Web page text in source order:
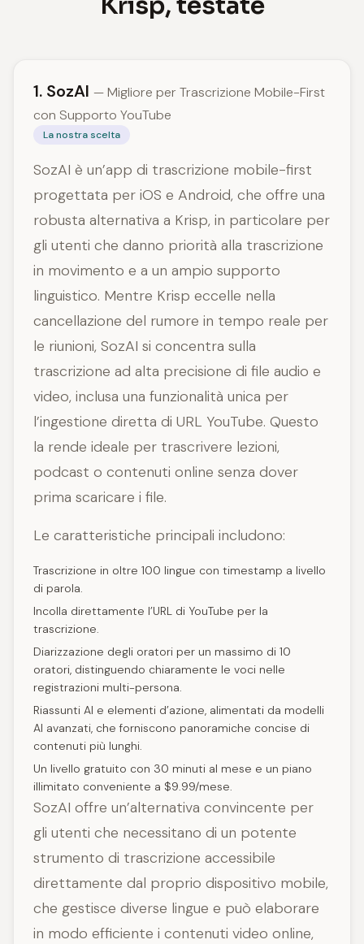
1. SozAI — Migliore per Trascrizione Mobile-First
con Supporto YouTube
La nostra scelta
SozAI è un’app di trascrizione mobile-first
progettata per iOS e Android, che offre una
robusta alternativa a Krisp, in particolare per
gli utenti che danno priorità alla trascrizione
in movimento e a un ampio supporto
linguistico. Mentre Krisp eccelle nella
cancellazione del rumore in tempo reale per
le riunioni, SozAI si concentra sulla
trascrizione ad alta precisione di file audio e
video, inclusa una funzionalità unica per
l’ingestione diretta di URL YouTube. Questo
la rende ideale per trascrivere lezioni,
podcast o contenuti online senza dover
prima scaricare i file.
Le caratteristiche principali includono:
Trascrizione in oltre 100 lingue con timestamp a livello
di parola.
Incolla direttamente l’URL di YouTube per la
trascrizione.
Diarizzazione degli oratori per un massimo di 10
oratori, distinguendo chiaramente le voci nelle
registrazioni multi-persona.
Riassunti AI e elementi d’azione, alimentati da modelli
AI avanzati, che forniscono panoramiche concise di
contenuti più lunghi.
Un livello gratuito con 30 minuti al mese e un piano
illimitato conveniente a $9.99/mese.
SozAI offre un’alternativa convincente per
gli utenti che necessitano di un potente
strumento di trascrizione accessibile
direttamente dal proprio dispositivo mobile,
che gestisce diverse lingue e può elaborare
in modo efficiente i contenuti video online,